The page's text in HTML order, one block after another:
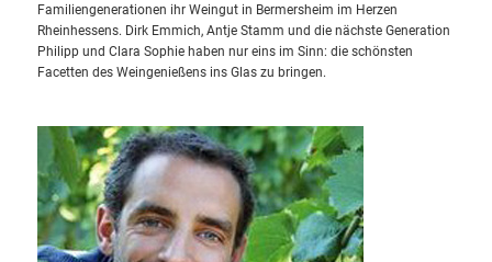
Familiengenerationen ihr Weingut in Bermersheim im Herzen
Rheinhessens. Dirk Emmich, Antje Stamm und die nächste Generation
Philipp und Clara Sophie haben nur eins im Sinn: die schönsten
Facetten des Weingenießens ins Glas zu bringen.